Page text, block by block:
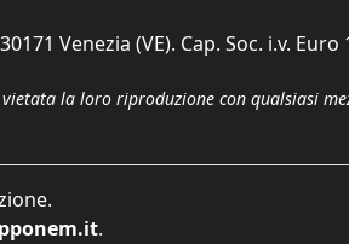
Venezia (VE). Cap. Soc. i.v. Euro
la loro riproduzione con qualsiasi
.